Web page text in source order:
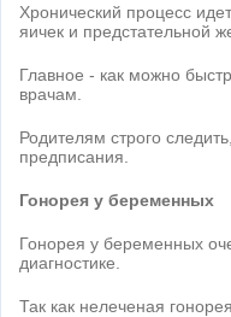
Хронический процесс
яичек и предстательной
Главное - как можно
врачам.
Родителям строго
предписания.
Гонорея у беременных
Гонорея у беременных
диагностике.
Так как нелеченая